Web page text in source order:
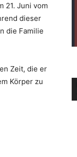
21. Juni vom
dieser
die Familie
Zeit, die er
Körper zu